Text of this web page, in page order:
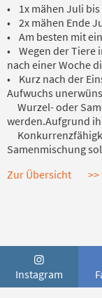
• 1x mähen Juli
• 2x mähen Ende
• Am besten mit
• Wegen der Tiere
nach einer Woche
• Kurz nach der
Aufwuchs
Wurzel- oder
werden.Aufgrund
Samenmischung
Zur Übersicht
Instagram